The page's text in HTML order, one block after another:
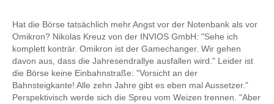
Hat die Börse tatsächlich mehr Angst vor der Notenbank als vor
Omikron? Nikolas Kreuz von der INVIOS GmbH: "Sehe ich
komplett konträr. Omikron ist der Gamechanger. Wir gehen
davon aus, dass die Jahresendrallye ausfallen wird." Leider ist
die Börse keine Einbahnstraße: "Vorsicht an der
Bahnsteigkante! Alle zehn Jahre gibt es eben mal Aussetzer."
Perspektivisch werde sich die Spreu vom Weizen trennen. "Aber